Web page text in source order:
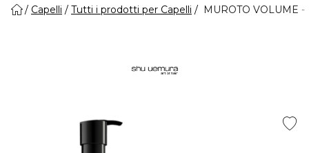
Capelli Tutti i prodotti per Capelli MUROTO VOLUME